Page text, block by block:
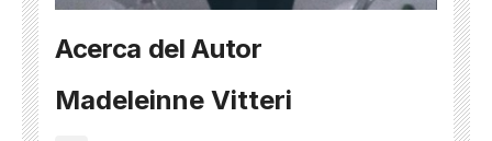
Acerca del Autor
Madeleinne Vitteri